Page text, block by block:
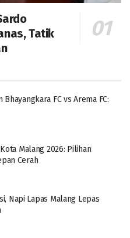
Tatik
FC vs Arema FC:
Malang 2026: Pilihan
Cerah
Napi Lapas Malang Lepas